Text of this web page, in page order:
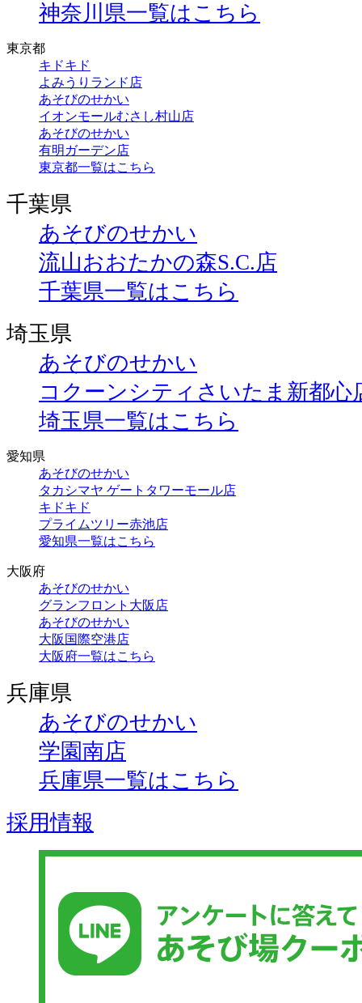
神奈川県一覧はこちら
東京都
キドキド
よみうりランド店
あそびのせかい
イオンモールむさし村山店
あそびのせかい
有明ガーデン店
東京都一覧はこちら
千葉県
あそびのせかい
流山おおたかの森S.C.店
千葉県一覧はこちら
埼玉県
あそびのせかい
コクーンシティさいたま新都心
埼玉県一覧はこちら
愛知県
あそびのせかい
タカシマヤ ゲートタワーモール店
キドキド
プライムツリー赤池店
愛知県一覧はこちら
大阪府
あそびのせかい
グランフロント大阪店
あそびのせかい
大阪国際空港店
大阪府一覧はこちら
兵庫県
あそびのせかい
学園南店
兵庫県一覧はこちら
採用情報